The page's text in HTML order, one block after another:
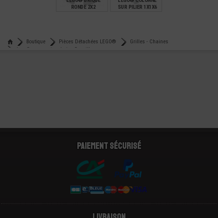
RONDE 2X2
SUR PILIER 1X1X6
Boutique
Pièces Détachées LEGO®
Grilles - Chaines
Lego® accessoire chaine 5 maillons
Paiement sécurisé